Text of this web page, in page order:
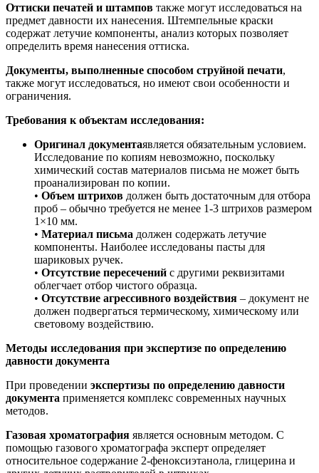
Оттиски печатей и штампов также могут исследоваться на
предмет давности их нанесения. Штемпельные краски
содержат летучие компоненты, анализ которых позволяет
определить время нанесения оттиска.
Документы, выполненные способом струйной печати,
также могут исследоваться, но имеют свои особенности и
ограничения.
Требования к объектам исследования:
Оригинал документаявляется обязательным условием.
Исследование по копиям невозможно, поскольку
химический состав материалов письма не может быть
проанализирован по копии.
• Объем штрихов должен быть достаточным для отбора
проб – обычно требуется не менее 1-3 штрихов размером
1×10 мм.
• Материал письма должен содержать летучие
компоненты. Наиболее исследованы пасты для
шариковых ручек.
• Отсутствие пересечений с другими реквизитами
облегчает отбор чистого образца.
• Отсутствие агрессивного воздействия – документ не
должен подвергаться термическому, химическому или
световому воздействию.
Методы исследования при экспертизе по определению
давности документа
При проведении экспертизы по определению давности
документа применяется комплекс современных научных
методов.
Газовая хроматография является основным методом. С
помощью газового хроматографа эксперт определяет
относительное содержание 2-феноксиэтанола, глицерина и